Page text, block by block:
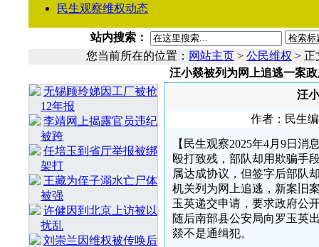
民生观察维权动态
站内搜索：
您当前所在的位置： 网站主页 > 公民维权 > 正
无锡顾玲娣因工厂被抢
12年报
李靖网上揭露官员违纪
被跨
任培玉到省厅举报被绑
架打
王藏为侄子溺水亡尸体
被强
许健因到北京上访被以
扰乱
刘崇兰因维权被传唤后
汪小燚被列为网上追逃一案
汪
作者：民生
【民生观察2025年4月9日
殴打致残，部队却用欺骗手
属达成协议，但签字后部队
机关列为网上追逃，新案旧
玉英递交申请，要求政府公
随后南部县公安局向罗玉英
燚不是通缉犯。